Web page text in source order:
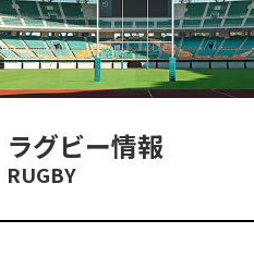
ラグビー情報
RUGBY